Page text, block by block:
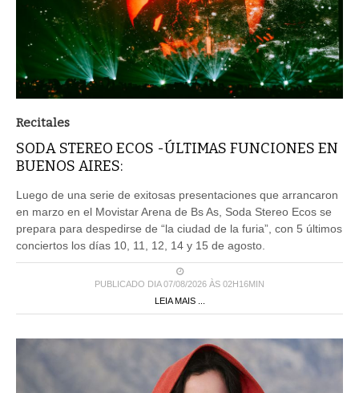
SODA STEREO ECOS -ÚLTIMAS FUNCIONES EN
BUENOS AIRES:
en marzo en el Movistar Arena de Bs As, Soda Stereo Ecos se
prepara para despedirse de “la ciudad de la furia”, con 5 últimos
conciertos los días 10, 11, 12, 14 y 15 de agosto.
PUBLICADO DIA 07/08/2026 ÀS 02H16MIN
LEIA MAIS ...